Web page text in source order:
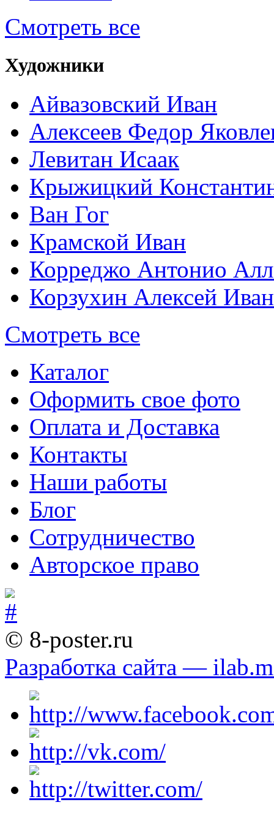
Смотреть все
Художники
Айвазовский Иван
Алексеев Федор
Левитан Исаак
Крыжицкий
Ван Гог
Крамской Иван
Корреджо Антонио
Корзухин Алексей
Смотреть все
Каталог
Оформить свое фото
Оплата и Доставка
Контакты
Наши работы
Блог
Сотрудничество
Авторское право
© 8-poster.ru
Разработка сайта —